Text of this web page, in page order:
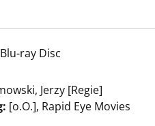
(OmU) anzeigen
Blu-ray Disc
Jerzy [Regie]
[o.O.], Rapid Eye Movies